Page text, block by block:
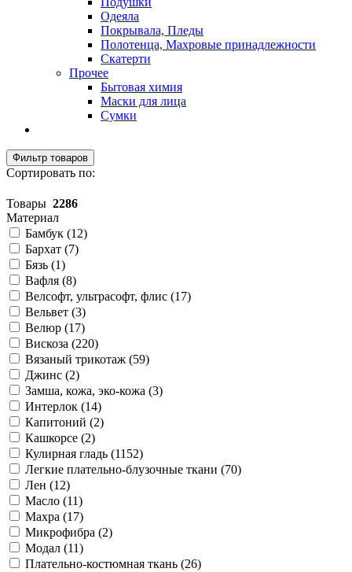
Одеяла
Покрывала, Пледы
Полотенца, Махровые принадлежности
Скатерти
Прочее
Бытовая химия
Маски для лица
Сумки
Фильтр товаров
Сортировать по:
Товары 2286
Материал
Бамбук (12)
Бархат (7)
Бязь (1)
Вафля (8)
Велсофт, ультрасофт, флис (17)
Вельвет (3)
Велюр (17)
Вискоза (220)
Вязаный трикотаж (59)
Джинс (2)
Замша, кожа, эко-кожа (3)
Интерлок (14)
Капитоний (2)
Кашкорсе (2)
Кулирная гладь (1152)
Легкие плательно-блузочные ткани (70)
Лен (12)
Масло (11)
Махра (17)
Микрофибра (2)
Модал (11)
Плательно-костюмная ткань (26)